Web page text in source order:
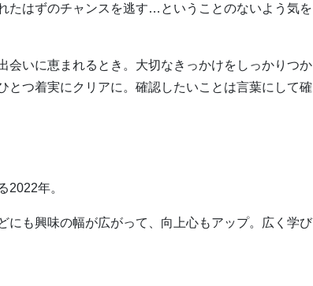
たはずのチャンスを逃す…ということのないよう気を
会いに恵まれるとき。大切なきっかけをしっかりつか
とつ着実にクリアに。確認したいことは言葉にして確
2022年。
にも興味の幅が広がって、向上心もアップ。広く学び